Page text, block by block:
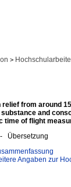
>
relief from around
substance and
time of flight
Übersetzung
Angaben zur